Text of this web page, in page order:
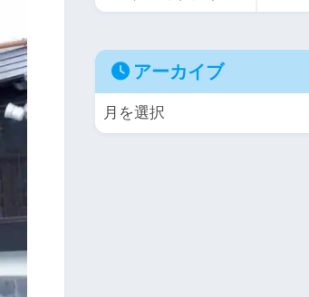
アーカイブ